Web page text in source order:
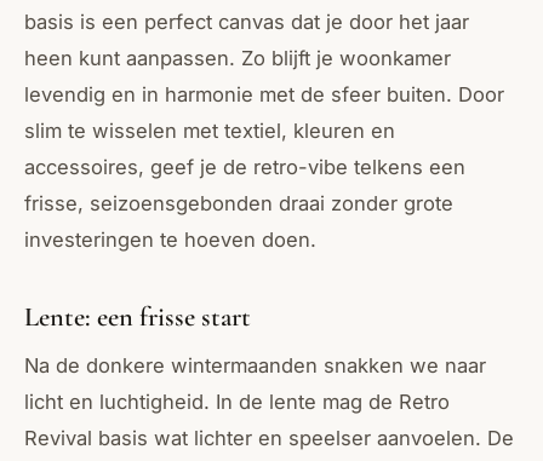
basis is een perfect canvas dat je door het jaar
heen kunt aanpassen. Zo blijft je woonkamer
levendig en in harmonie met de sfeer buiten. Door
slim te wisselen met textiel, kleuren en
accessoires, geef je de retro-vibe telkens een
frisse, seizoensgebonden draai zonder grote
investeringen te hoeven doen.
Lente: een frisse start
Na de donkere wintermaanden snakken we naar
licht en luchtigheid. In de lente mag de Retro
Revival basis wat lichter en speelser aanvoelen. De